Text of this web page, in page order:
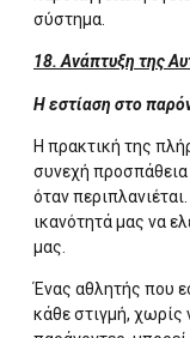
σύστημα.
18. Ανάπτυξη της
Η εστίαση στο
Η πρακτική της
συνεχή
όταν
ικανότητά μας να
μας.
Ένας αθλητής που
κάθε στιγμή,